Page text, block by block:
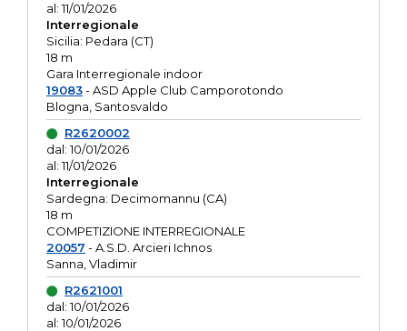
al: 11/01/2026
Interregionale
Sicilia: Pedara (CT)
18 m
Gara Interregionale indoor
19083- ASD Apple Club Camporotondo
Blogna, Santosvaldo
R2620002
dal: 10/01/2026
al: 11/01/2026
Interregionale
Sardegna: Decimomannu (CA)
18 m
COMPETIZIONE INTERREGIONALE
20057 - A.S.D. Arcieri Ichnos
Sanna, Vladimir
R2621001
dal: 10/01/2026
al: 10/01/2026